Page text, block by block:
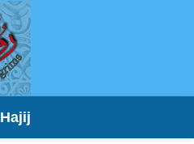
Hajij